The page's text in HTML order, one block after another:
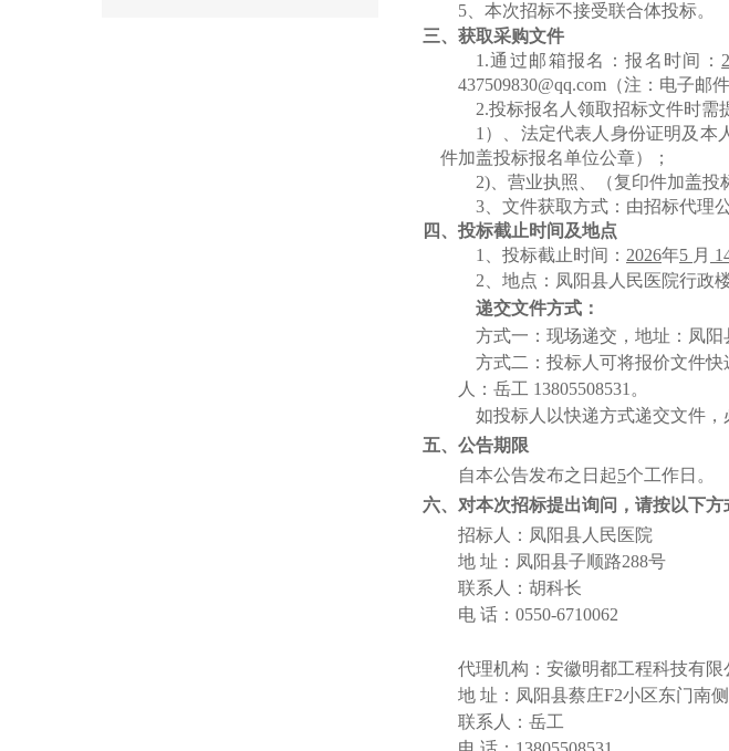
5
本次招标不接受联合体投标。
三、 获取采购文件
1 .通过邮箱报名：报名时间：
437509830@qq.com（注：电子邮
2.投标报名人领取招标文件时需
1）、法定代表人身份证明及本
件加盖投标报名单位公章）；
2)、营业执照、（复印件加盖投
3、 文件获取方式：由招标代理
四、 投标截止 时间及地点
1、 投标截止时间： 2026年5 月
2、地点： 凤阳县人民医院行政
递交文件方式：
方式一：现场递交，地址：凤阳
方式二：投标人可将报价文件
人：岳工 13805508531。
如投标人以快递方式递交文件，
五、公告期限
自本公告发布之日起5个工作日 。
六、对本次招标提出询问，请按以下方
招标人：凤阳县人民医院
地 址： 凤阳县子顺路288号
联系人：胡科长
电 话： 0550-6710062
代理机构：安徽明都工程科技有限
地 址：凤阳县蔡庄F2小区东门南
联系人：岳工